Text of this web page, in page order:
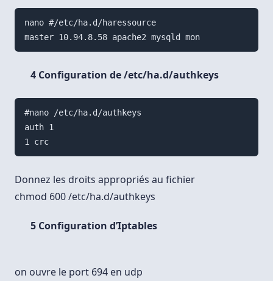
nano #/etc/ha.d/haressource
master 10.94.8.58 apache2 mysqld mon
4 Configuration de /etc/ha.d/authkeys
#nano /etc/ha.d/authkeys
auth 1
1 crc
Donnez les droits appropriés au fichier
chmod 600 /etc/ha.d/authkeys
5 Configuration d’Iptables
on ouvre le port 694 en udp